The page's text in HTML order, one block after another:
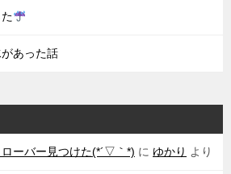
あった話
ーバー見つけた(*´▽｀*) に ゆかり より